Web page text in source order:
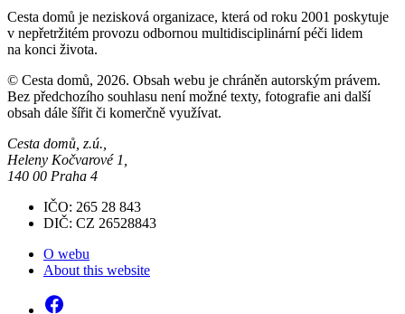
Cesta domů je nezisková organizace, která od roku 2001 poskytuje
v nepřetržitém provozu odbornou multidisciplinární péči lidem
na konci života.
© Cesta domů, 2026. Obsah webu je chráněn autorským právem.
Bez předchozího souhlasu není možné texty, fotografie ani další
obsah dále šířit či komerčně využívat.
Cesta domů, z.ú.,
Heleny Kočvarové 1,
140 00 Praha 4
IČO: 265 28 843
DIČ: CZ 26528843
O webu
About this website